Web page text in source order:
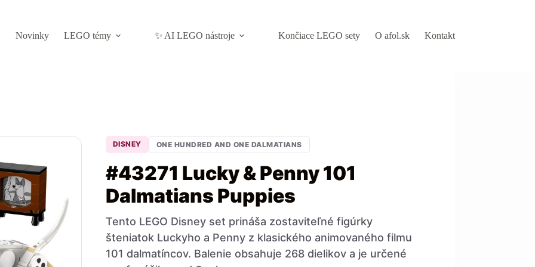
Novinky
LEGO témy ✨ AI LEGO nástroje Končiace LEGO sety O afol.sk Kontakt
DISNEY ONE HUNDRED AND ONE DALMATIANS
#43271 Lucky & Penny 101
Dalmatians Puppies
Tento LEGO Disney set prináša zostaviteľné figúrky
šteniatok Luckyho a Penny z klasického animovaného filmu
101 dalmatíncov. Balenie obsahuje 268 dielikov a je určené